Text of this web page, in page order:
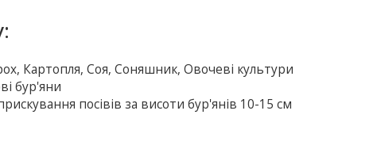
Картопля, Соя, Соняшник, Овочеві культури
бур'яни
посівів за висоти бур'янів 10-15 см